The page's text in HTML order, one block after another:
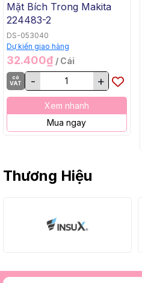
Mặt Bích Trong Makita
224483-2
DS-053040
Dự kiến giao hàng
32.400₫ / Cái
có
VAT
- +
Xem nhanh
Mua ngay
Thương Hiệu